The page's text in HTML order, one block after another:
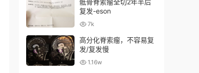
骶骨脊索瘤全切2年半后
复发-eson
7k
高分化脊索瘤，不容易复
发/复发慢
1.16w